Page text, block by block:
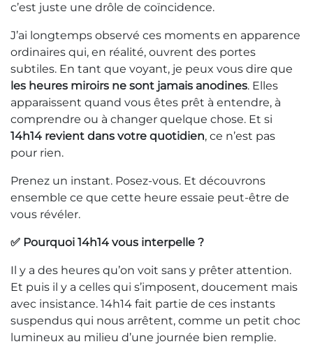
c’est juste une drôle de coïncidence.
J’ai longtemps observé ces moments en apparence
ordinaires qui, en réalité, ouvrent des portes
subtiles. En tant que voyant, je peux vous dire que
les heures miroirs ne sont jamais anodines. Elles
apparaissent quand vous êtes prêt à entendre, à
comprendre ou à changer quelque chose. Et si
14h14 revient dans votre quotidien, ce n’est pas
pour rien.
Prenez un instant. Posez-vous. Et découvrons
ensemble ce que cette heure essaie peut-être de
vous révéler.
✅ Pourquoi 14h14 vous interpelle ?
Il y a des heures qu’on voit sans y prêter attention.
Et puis il y a celles qui s’imposent, doucement mais
avec insistance. 14h14 fait partie de ces instants
suspendus qui nous arrêtent, comme un petit choc
lumineux au milieu d’une journée bien remplie.